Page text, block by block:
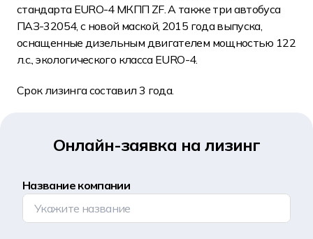
стандарта EURO-4 МКПП ZF. А также три автобуса
ПАЗ-32054, с новой маской, 2015 года выпуска,
оснащенные дизельным двигателем мощностью 122
л.с., экологического класса EURO-4.
Срок лизинга составил 3 года.
Онлайн-заявка на лизинг
Название компании